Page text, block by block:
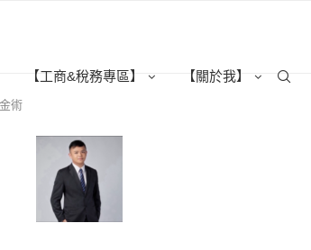
【工商&稅務專區】 【關於我】
術